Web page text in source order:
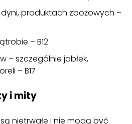
produktach zbożowych –
– B12
– szczególnie jabłek,
– B17
i mity
nietrwałe i nie mogą być